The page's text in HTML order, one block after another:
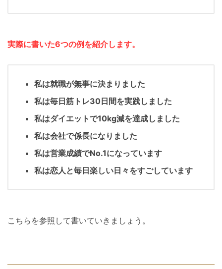
実際に書いた6つの例を紹介します。
私は就職が無事に決まりました
私は毎日筋トレ30日間を実践しました
私はダイエットで10kg減を達成しました
私は会社で係長になりました
私は営業成績でNo.1になっています
私は恋人と毎日楽しい日々をすごしています
こちらを参照して書いていきましょう。